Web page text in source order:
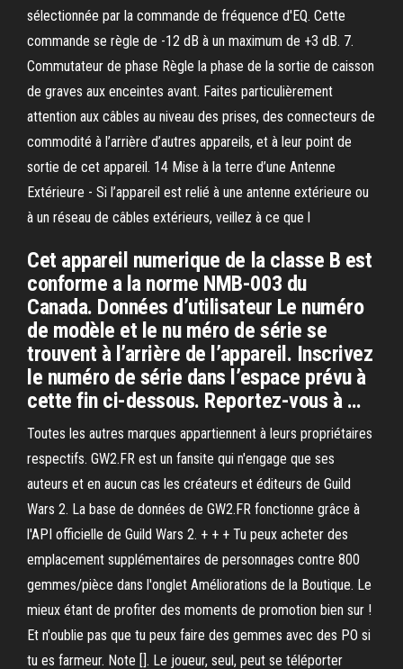
sélectionnée par la commande de fréquence d'EQ. Cette
commande se règle de -12 dB à un maximum de +3 dB. 7.
Commutateur de phase Règle la phase de la sortie de caisson
de graves aux enceintes avant. Faites particulièrement
attention aux câbles au niveau des prises, des connecteurs de
commodité à l’arrière d’autres appareils, et à leur point de
sortie de cet appareil. 14 Mise à la terre d’une Antenne
Extérieure - Si l’appareil est relié à une antenne extérieure ou
à un réseau de câbles extérieurs, veillez à ce que l
Cet appareil numerique de la classe B est
conforme a la norme NMB-003 du
Canada. Données d’utilisateur Le numéro
de modèle et le nu méro de série se
trouvent à l’arrière de l’appareil. Inscrivez
le numéro de série dans l’espace prévu à
cette fin ci-dessous. Reportez-vous à …
Toutes les autres marques appartiennent à leurs propriétaires
respectifs. GW2.FR est un fansite qui n'engage que ses
auteurs et en aucun cas les créateurs et éditeurs de Guild
Wars 2. La base de données de GW2.FR fonctionne grâce à
l'API officielle de Guild Wars 2. + + + Tu peux acheter des
emplacement supplémentaires de personnages contre 800
gemmes/pièce dans l'onglet Améliorations de la Boutique. Le
mieux étant de profiter des moments de promotion bien sur !
Et n'oublie pas que tu peux faire des gemmes avec des PO si
tu es farmeur. Note []. Le joueur, seul, peut se téléporter